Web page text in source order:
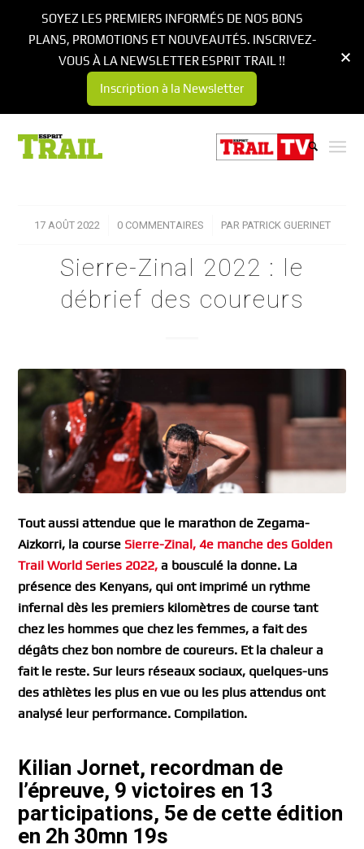
17 AOÛT 2022
/ 0 COMMENTAIRES
/ PAR PATRICK GUERINET
Sierre-Zinal 2022 : le
débrief des coureurs
Tout aussi attendue que le marathon de Zegama-
Aizkorri, la course Sierre-Zinal, 4e manche des Golden
Trail World Series 2022, a bousculé la donne. La
présence des Kenyans, qui ont imprimé un rythme
infernal dès les premiers kilomètres de course tant
chez les hommes que chez les femmes, a fait des
dégâts chez bon nombre de coureurs. Et la chaleur a
fait le reste. Sur leurs réseaux sociaux, quelques-uns
des athlètes les plus en vue ou les plus attendus ont
analysé leur performance. Compilation.
Kilian Jornet, recordman de
l’épreuve, 9 victoires en 13
participations, 5e de cette édition
en 2h 30mn 19s
SOYEZ LES PREMIERS INFORMÉS DE NOS BONS
PLANS, PROMOTIONS ET NOUVEAUTÉS. INSCRIVEZ-
VOUS À LA NEWSLETTER ESPRIT TRAIL !!
Inscription à la Newsletter